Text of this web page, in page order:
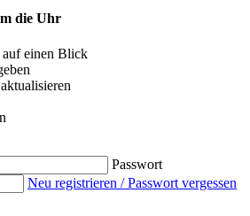
die Uhr
auf einen Blick
Passwort
Neu registrieren / Passwort vergessen